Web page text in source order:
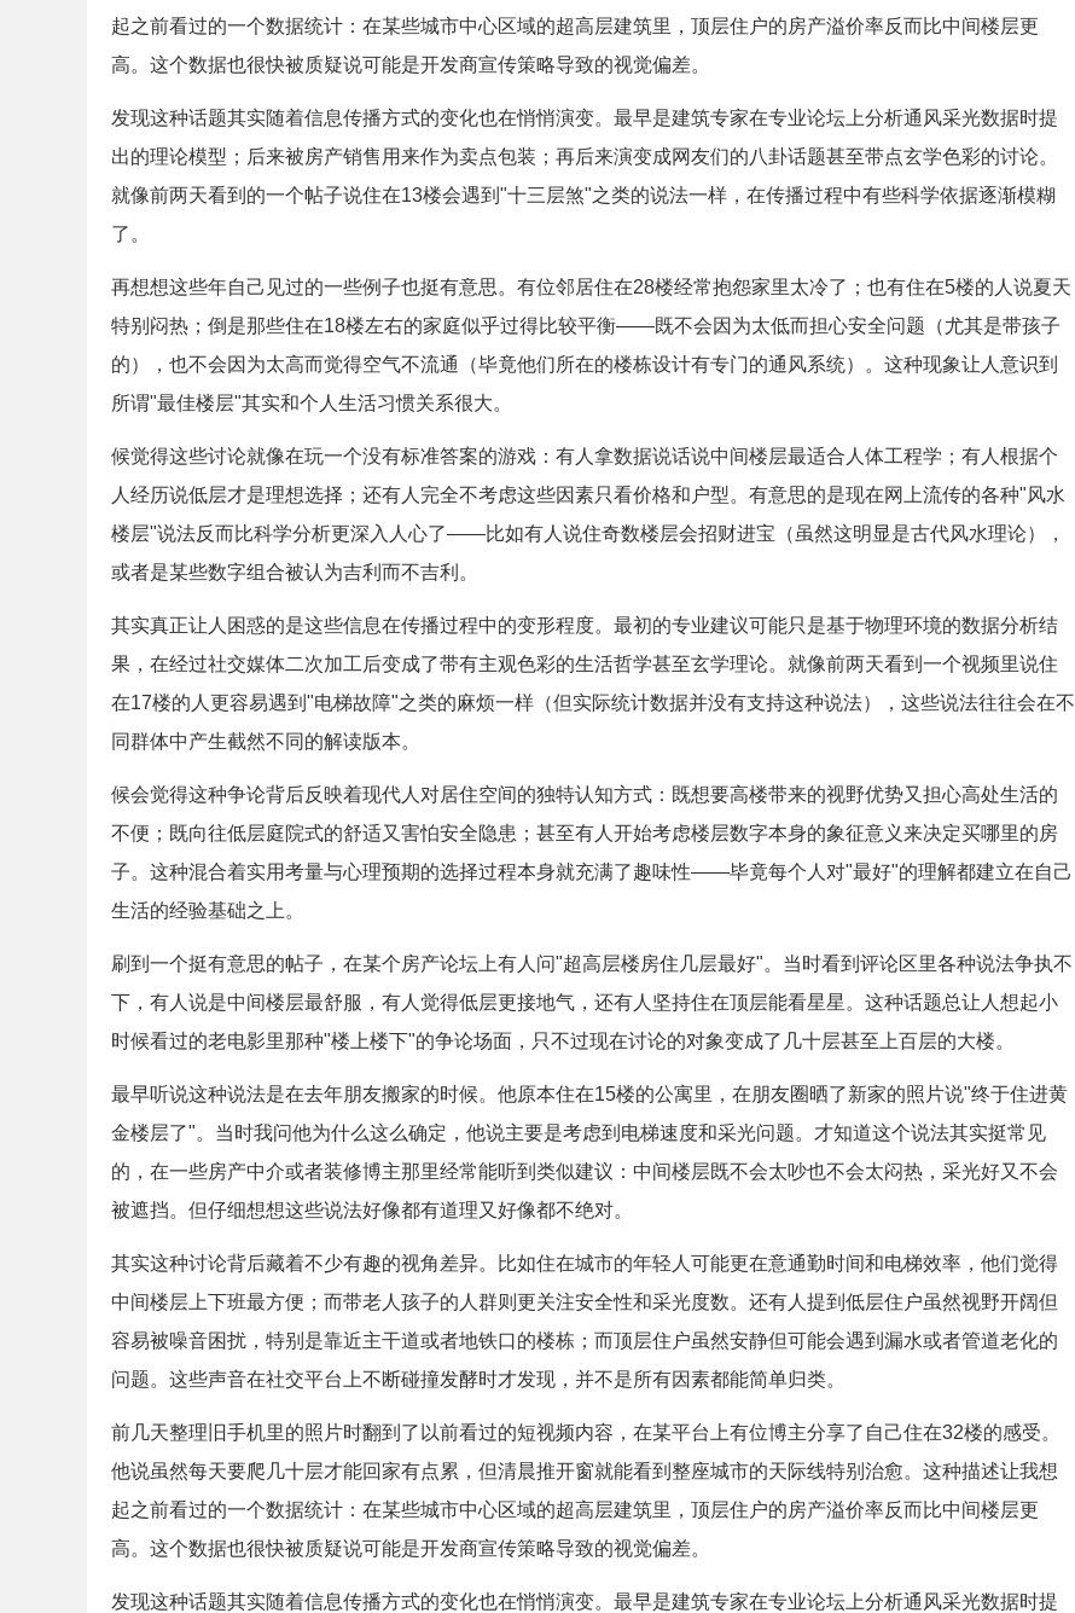
起之前看过的一个数据统计：在某些城市中心区域的超高层建筑里，顶层住户的房产溢价率反而比中间楼层更
高。这个数据也很快被质疑说可能是开发商宣传策略导致的视觉偏差。
发现这种话题其实随着信息传播方式的变化也在悄悄演变。最早是建筑专家在专业论坛上分析通风采光数据时提
出的理论模型；后来被房产销售用来作为卖点包装；再后来演变成网友们的八卦话题甚至带点玄学色彩的讨论。
就像前两天看到的一个帖子说住在13楼会遇到"十三层煞"之类的说法一样，在传播过程中有些科学依据逐渐模糊
了。
再想想这些年自己见过的一些例子也挺有意思。有位邻居住在28楼经常抱怨家里太冷了；也有住在5楼的人说夏天
特别闷热；倒是那些住在18楼左右的家庭似乎过得比较平衡——既不会因为太低而担心安全问题（尤其是带孩子
的），也不会因为太高而觉得空气不流通（毕竟他们所在的楼栋设计有专门的通风系统）。这种现象让人意识到
所谓"最佳楼层"其实和个人生活习惯关系很大。
候觉得这些讨论就像在玩一个没有标准答案的游戏：有人拿数据说话说中间楼层最适合人体工程学；有人根据个
人经历说低层才是理想选择；还有人完全不考虑这些因素只看价格和户型。有意思的是现在网上流传的各种"风水
楼层"说法反而比科学分析更深入人心了——比如有人说住奇数楼层会招财进宝（虽然这明显是古代风水理论），
或者是某些数字组合被认为吉利而不吉利。
其实真正让人困惑的是这些信息在传播过程中的变形程度。最初的专业建议可能只是基于物理环境的数据分析结
果，在经过社交媒体二次加工后变成了带有主观色彩的生活哲学甚至玄学理论。就像前两天看到一个视频里说住
在17楼的人更容易遇到"电梯故障"之类的麻烦一样（但实际统计数据并没有支持这种说法），这些说法往往会在不
同群体中产生截然不同的解读版本。
候会觉得这种争论背后反映着现代人对居住空间的独特认知方式：既想要高楼带来的视野优势又担心高处生活的
不便；既向往低层庭院式的舒适又害怕安全隐患；甚至有人开始考虑楼层数字本身的象征意义来决定买哪里的房
子。这种混合着实用考量与心理预期的选择过程本身就充满了趣味性——毕竟每个人对"最好"的理解都建立在自己
生活的经验基础之上。
刷到一个挺有意思的帖子，在某个房产论坛上有人问"超高层楼房住几层最好"。当时看到评论区里各种说法争执不
下，有人说是中间楼层最舒服，有人觉得低层更接地气，还有人坚持住在顶层能看星星。这种话题总让人想起小
时候看过的老电影里那种"楼上楼下"的争论场面，只不过现在讨论的对象变成了几十层甚至上百层的大楼。
最早听说这种说法是在去年朋友搬家的时候。他原本住在15楼的公寓里，在朋友圈晒了新家的照片说"终于住进黄
金楼层了"。当时我问他为什么这么确定，他说主要是考虑到电梯速度和采光问题。才知道这个说法其实挺常见
的，在一些房产中介或者装修博主那里经常能听到类似建议：中间楼层既不会太吵也不会太闷热，采光好又不会
被遮挡。但仔细想想这些说法好像都有道理又好像都不绝对。
其实这种讨论背后藏着不少有趣的视角差异。比如住在城市的年轻人可能更在意通勤时间和电梯效率，他们觉得
中间楼层上下班最方便；而带老人孩子的人群则更关注安全性和采光度数。还有人提到低层住户虽然视野开阔但
容易被噪音困扰，特别是靠近主干道或者地铁口的楼栋；而顶层住户虽然安静但可能会遇到漏水或者管道老化的
问题。这些声音在社交平台上不断碰撞发酵时才发现，并不是所有因素都能简单归类。
前几天整理旧手机里的照片时翻到了以前看过的短视频内容，在某平台上有位博主分享了自己住在32楼的感受。
他说虽然每天要爬几十层才能回家有点累，但清晨推开窗就能看到整座城市的天际线特别治愈。这种描述让我想
起之前看过的一个数据统计：在某些城市中心区域的超高层建筑里，顶层住户的房产溢价率反而比中间楼层更
高。这个数据也很快被质疑说可能是开发商宣传策略导致的视觉偏差。
发现这种话题其实随着信息传播方式的变化也在悄悄演变。最早是建筑专家在专业论坛上分析通风采光数据时提